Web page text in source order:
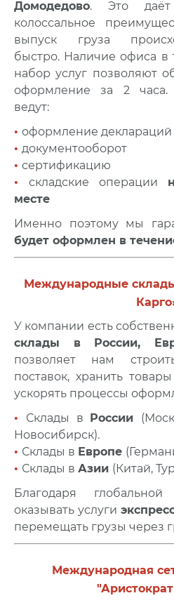
Домодедово. Это даёт
колоссальное
выпуск груза
быстро. Наличие офиса
набор услуг позволяют
оформление за 2 часа.
ведут:
• оформление деклараций
• документооборот
• сертификацию
• складские операции
месте
Именно поэтому мы
будет оформлен в
Международные
У компании есть
склады в России,
позволяет нам
поставок, хранить
ускорять процессы
• Склады в России
Новосибирск).
• Склады в Европе
• Склады в Азии (Китай,
Благодаря
оказывать услуги
перемещать грузы через
Международная